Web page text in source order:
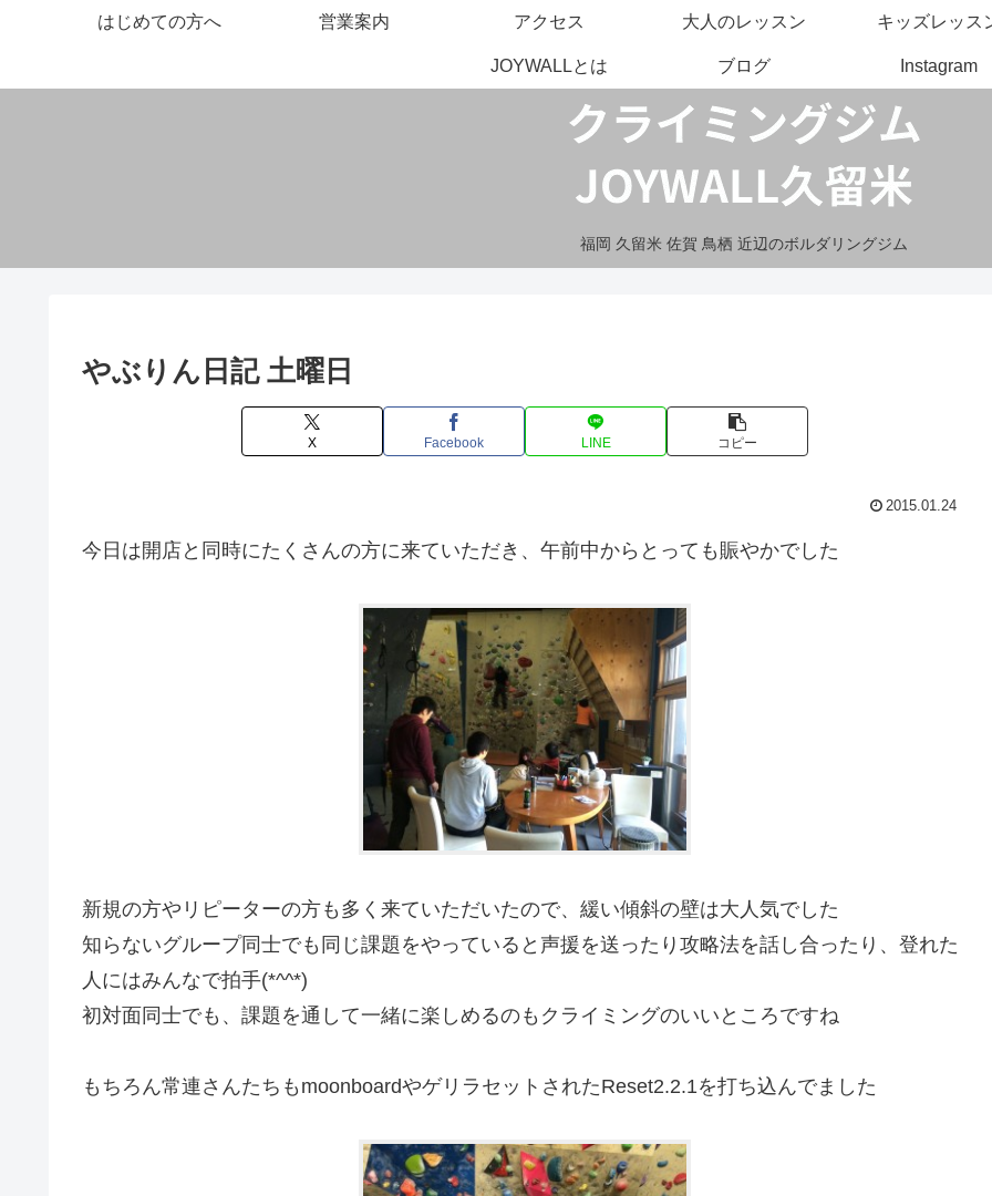
福岡 久留米 佐賀 鳥栖 近辺のボルダリングジム
はじめての方へ 営業案内 アクセス 大人のレッスン キッズレッス
JOYWALLとは ブログ Instagram
やぶりん日記 土曜日
X Facebook LINE コピー
2015.01.24
今日は開店と同時にたくさんの方に来ていただき、午前中からとっても賑やかでした
新規の方やリピーターの方も多く来ていただいたので、緩い傾斜の壁は大人気でした
知らないグループ同士でも同じ課題をやっていると声援を送ったり攻略法を話し合ったり、登れた
人にはみんなで拍手(*^^*)
初対面同士でも、課題を通して一緒に楽しめるのもクライミングのいいところですね
もちろん常連さんたちもmoonboardやゲリラセットされたReset2.2.1を打ち込んでました